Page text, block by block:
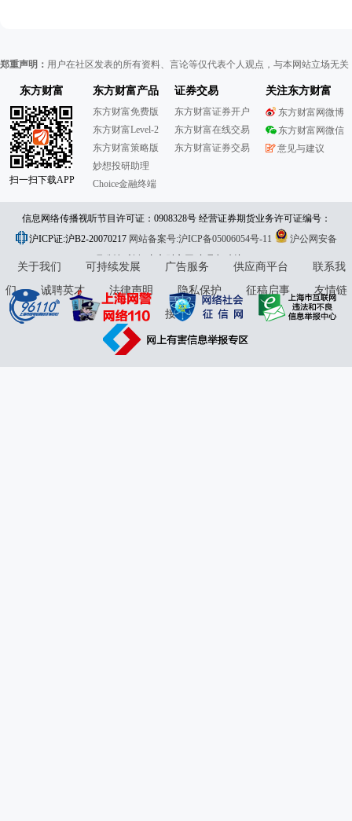
郑重声明： 用户在社区发表的所有资料、言论等仅代表个人观点，与本网站立场无
东方财富
扫一扫下载APP
东方财富产品
东方财富免费版
东方财富Level-2
东方财富策略版
妙想投研助理
Choice金融终端
证券交易
东方财富证券开户
东方财富在线交易
东方财富证券交易
关注东方财富
东方财富网微博
东方财富网微信
意见与建议
信息网络传播视听节目许可证：0908328号 经营证券期货业务许可证编号：
913101046312860336 违法和不良信息举报:021-61278686 举报邮箱：
jubao@eastmoney.com
沪ICP证:沪B2-20070217 网站备案号:沪ICP备05006054号-11
沪公网安备
31010402000120号版权所有:东方财富网意见与建议:4000300059/952500
关于我们 可持续发展 广告服务 供应商平台
联系我
们
诚聘英才 法律声明 隐私保护 征稿启事
友情链
接